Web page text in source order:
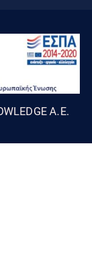
A.E.